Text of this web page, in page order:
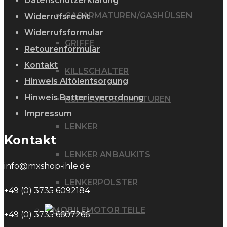
GASARMATUREN/GASHÜLSEN
GRIFFE
KILLSCHALTER
KUPPLUNGSARMATUREN
LENKER
LENKER ANBAUKITS
LENKERPOLSTER
MOTOR TEILE
Widerrufsrecht
Widerrufsformular
Retourenformular
Kontakt
Hinweis Altölentsorgung
Hinweis Batterieverordnung
Impressum
Kontakt
info@mxshop-ihle.de
+49 (0) 3735 6092184
+49 (0) 3735 6607266